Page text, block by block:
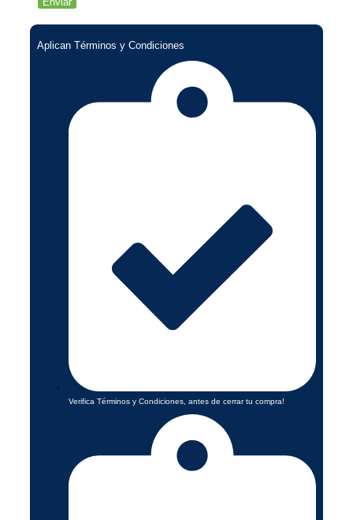
Aplican Términos y Condiciones
Verifica Términos y Condiciones, antes de cerrar tu compra!